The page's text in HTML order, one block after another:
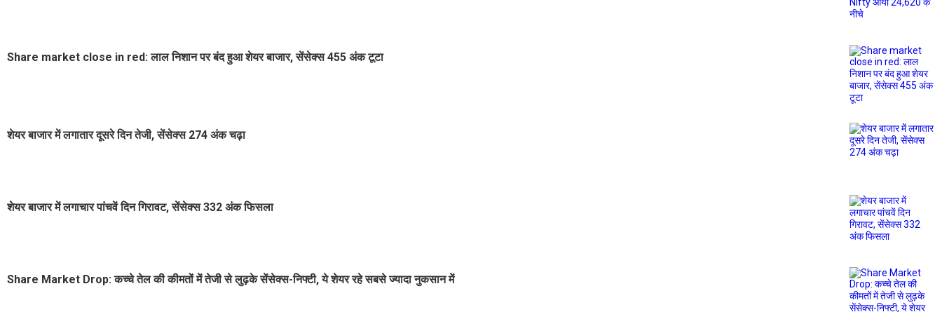
Share market close in red: लाल निशान पर बंद हुआ शेयर बाजार, सेंसेक्स 455 अंक टूटा
शेयर बाजार में लगातार दूसरे दिन तेजी, सेंसेक्स 274 अंक चढ़ा
शेयर बाजार में लगाचार पांचवें दिन गिरावट, सेंसेक्स 332 अंक फिसला
Share Market Drop: कच्चे तेल की कीमतों में तेजी से लुढ़के सेंसेक्स-निफ्टी, ये शेयर रहे सबसे ज्यादा नुकसान में